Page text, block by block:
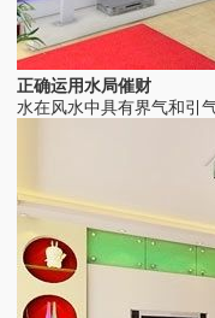
正确运用水局催财
水在风水中具有界气和引